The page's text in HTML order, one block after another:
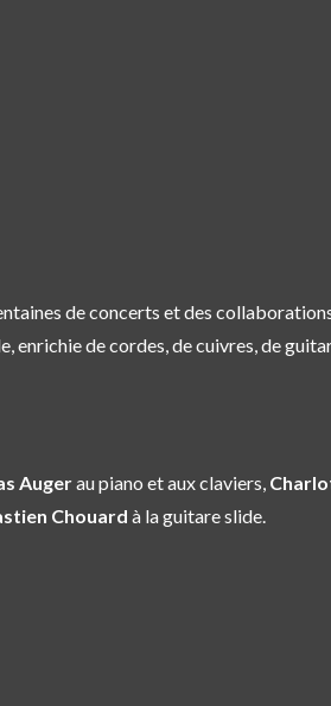
de concerts et des
enrichie de cordes, de cuivres, de
Augerau piano et aux claviers,
Chouard à la guitare slide.